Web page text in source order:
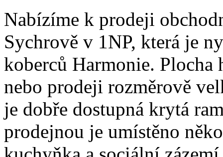
Nabízíme k prodeji
Sychrově v 1NP, která je
koberců Harmonie.
nebo prodeji rozměrově
je dobře dostupná krytá
prodejnou je umístěno